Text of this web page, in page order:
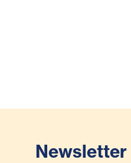
Newsletter